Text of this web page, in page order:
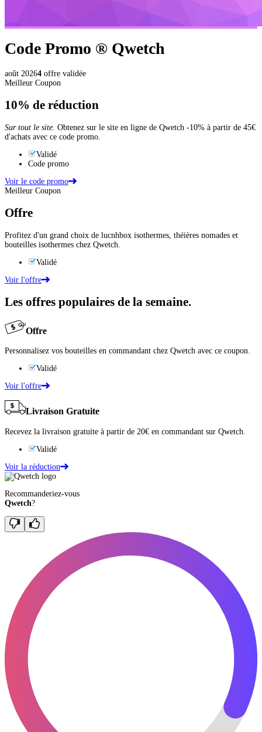
Code Promo ® Qwetch
août 20264 offre validée
Meilleur Coupon
10% de réduction
Sur tout le site. Obtenez sur le site en ligne de Qwetch -10% à partir de 45€
d'achats avec ce code promo.
Validé
Code promo
Voir le code promo
Meilleur Coupon
Offre
Profitez d'un grand choix de lucnhbox isothermes, théières nomades et
bouteilles isothermes chez Qwetch.
Validé
Voir l'offre
Les offres populaires de la semaine.
Offre
Personnalisez vos bouteilles en commandant chez Qwetch avec ce coupon.
Validé
Voir l'offre
Livraison Gratuite
Recevez la livraison gratuite à partir de 20€ en commandant sur Qwetch.
Validé
Voir la réduction
Recommanderiez-vous
Qwetch?